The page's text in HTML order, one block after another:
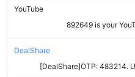
YouTube
892649 is your
DealShare
[DealShare]OTP: 483214.